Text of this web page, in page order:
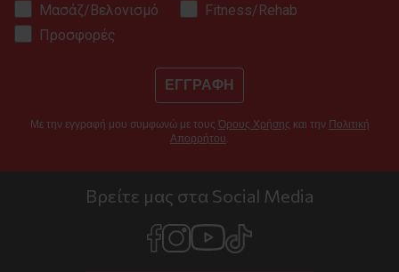
Μασάζ/Βελονισμό
Fitness/Rehab
Προσφορές
ΕΓΓΡΑΦΗ
Με την εγγραφή μου συμφωνώ με τους Όρους Χρήσης και την Πολιτική
Απορρήτου.
Βρείτε μας στα Social Media